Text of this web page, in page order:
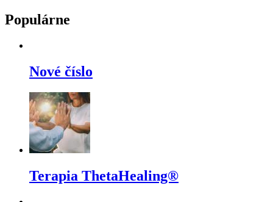
Populárne
Nové číslo
Terapia ThetaHealing®